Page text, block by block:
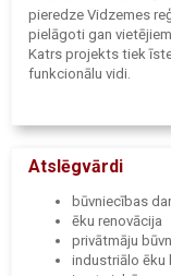
pieredze Vidzemes
pielāgoti gan
Katrs projekts tiek
funkcionālu vidi.
Atslēgvārdi
būvniecības
ēku renovācija
privātmāju
industriālo ēku